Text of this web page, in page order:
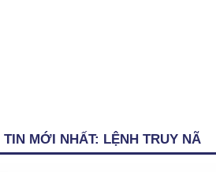
TIN MỚI NHẤT: LỆNH TRUY NÃ